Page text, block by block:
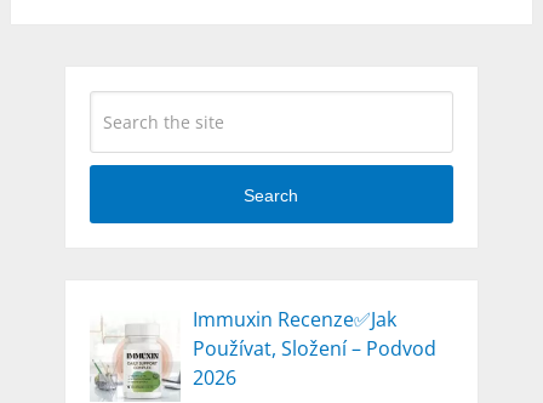
Search
Immuxin Recenze✅Jak
Používat, Složení – Podvod
2026